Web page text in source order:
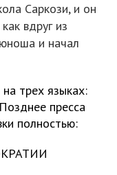
Саркози, и он
вдруг из
и начал
трех языках:
пресса
полностью: